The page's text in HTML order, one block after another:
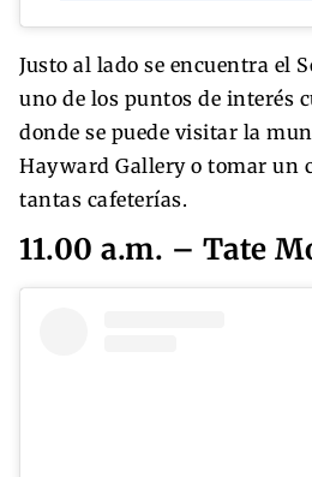
Justo al lado se encuentra el
uno de los puntos de interés
donde se puede visitar la
Hayward Gallery o tomar un
tantas cafeterías.
11.00 a.m. – Tate